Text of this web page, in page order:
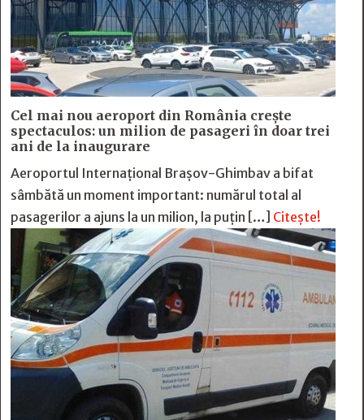
Cel mai nou aeroport din România crește
spectaculos: un milion de pasageri în doar trei
ani de la inaugurare
Aeroportul Internațional Brașov-Ghimbav a bifat
sâmbătă un moment important: numărul total al
pasagerilor a ajuns la un milion, la puțin […] Citește!